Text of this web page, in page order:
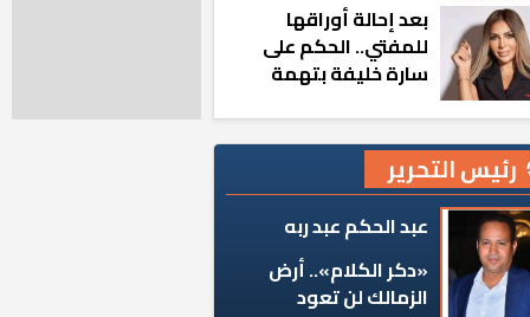
بعد إحالة أوراقها
للمفتي.. الحكم على
سارة خليفة بتهمة
رئيس التحرير
عبد الحكم عبد ربه
«دكر الكلام».. أرض
الزمالك لن تعود